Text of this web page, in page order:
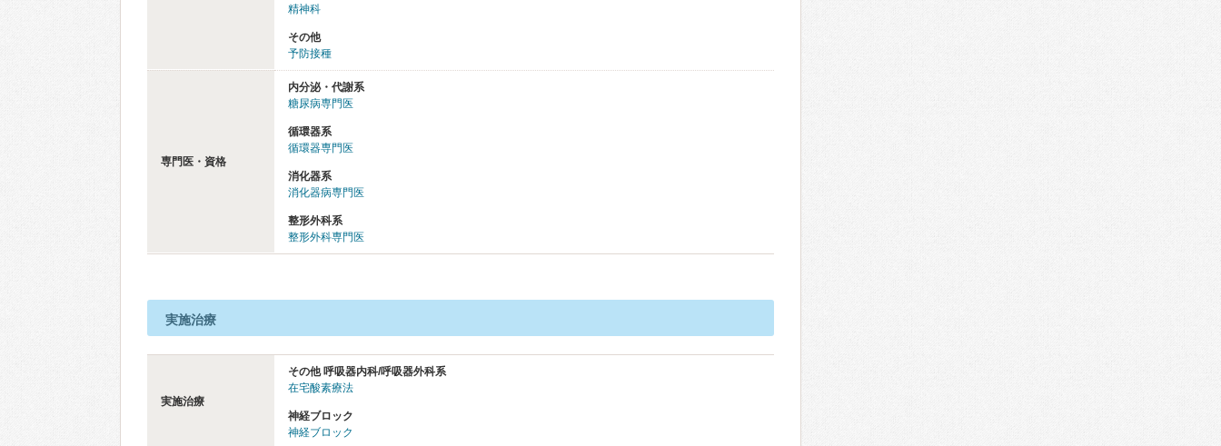
精神科
その他
予防接種
専門医・資格
内分泌・代謝系
糖尿病専門医
循環器系
循環器専門医
消化器系
消化器病専門医
整形外科系
整形外科専門医
実施治療
実施治療
その他 呼吸器内科/呼吸器外科系
在宅酸素療法
神経ブロック
神経ブロック